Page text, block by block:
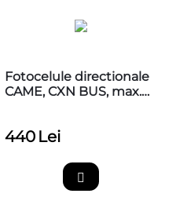
Fotocelule directionale
CAME, CXN BUS, max.
440 Lei